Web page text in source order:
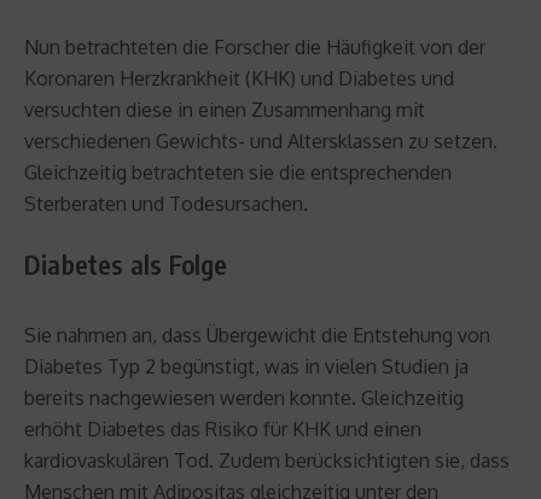
Nun betrachteten die Forscher die Häufigkeit von der
Koronaren Herzkrankheit (KHK) und Diabetes und
versuchten diese in einen Zusammenhang mit
verschiedenen Gewichts- und Altersklassen zu setzen.
Gleichzeitig betrachteten sie die entsprechenden
Sterberaten und Todesursachen.
Diabetes als Folge
Sie nahmen an, dass Übergewicht die Entstehung von
Diabetes Typ 2 begünstigt, was in vielen Studien ja
bereits nachgewiesen werden konnte. Gleichzeitig
erhöht Diabetes das Risiko für KHK und einen
kardiovaskulären Tod. Zudem berücksichtigten sie, dass
Menschen mit Adipositas gleichzeitig unter den